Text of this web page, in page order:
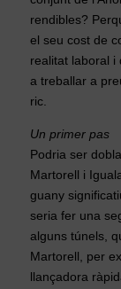
rendibles?
el seu cost de
realitat laboral i
a treballar a
ric.
Un primer pas
Podria ser
Martorell i
guany
seria fer una
alguns túnels,
Martorell, per
llançadora